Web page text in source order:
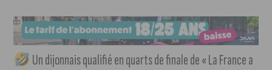
Un dijonnais qualifié en quarts de finale de « La France a